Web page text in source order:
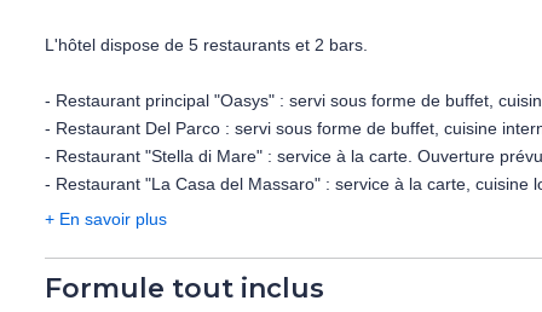
- Chambre premium avec balcon vue mer latérale (23 m²) :
L'hôtel dispose de 5 restaurants et 2 bars.
- Restaurant principal "Oasys" : servi sous forme de buffet,
- Restaurant Del Parco : servi sous forme de buffet, cuisine
- Restaurant "Stella di Mare" : service à la carte. Ouverture
- Restaurant "La Casa del Massaro" : service à la carte, cuisine
- Pizzeria "La Zagara" : ouverture prévue à partir de mai.
- Bar "Olympus café" : cocktail, boissons fraiches. Ouverture en
+ En savoir plus
Formule tout inclus